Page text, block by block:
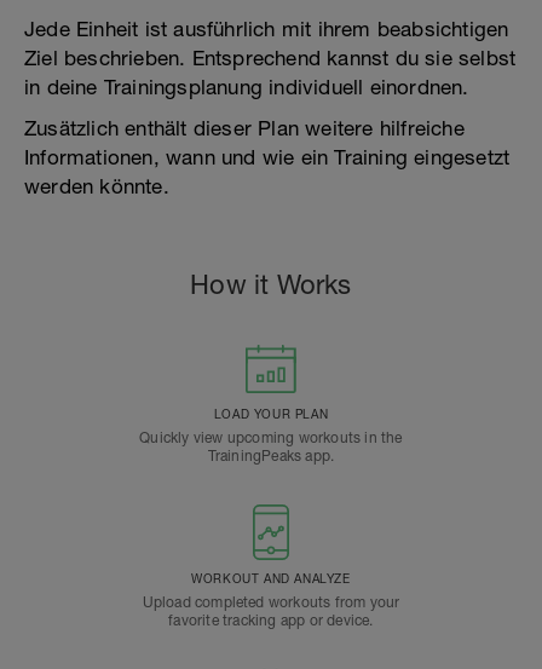
Jede Einheit ist ausführlich mit ihrem beabsichtigen
Ziel beschrieben. Entsprechend kannst du sie selbst
in deine Trainingsplanung individuell einordnen.
Zusätzlich enthält dieser Plan weitere hilfreiche
Informationen, wann und wie ein Training eingesetzt
werden könnte.
How it Works
LOAD YOUR PLAN
Quickly view upcoming workouts in the
TrainingPeaks app.
WORKOUT AND ANALYZE
Upload completed workouts from your
favorite tracking app or device.